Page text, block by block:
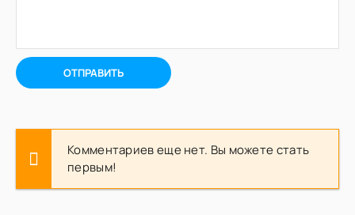
ОТПРАВИТЬ
Комментариев еще нет. Вы можете стать
первым!